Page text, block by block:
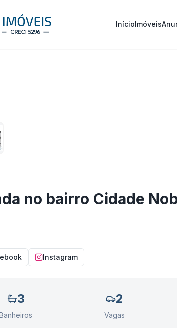
InícioImóveis
no bairro Cidade
Instagram
3 2
Vagas